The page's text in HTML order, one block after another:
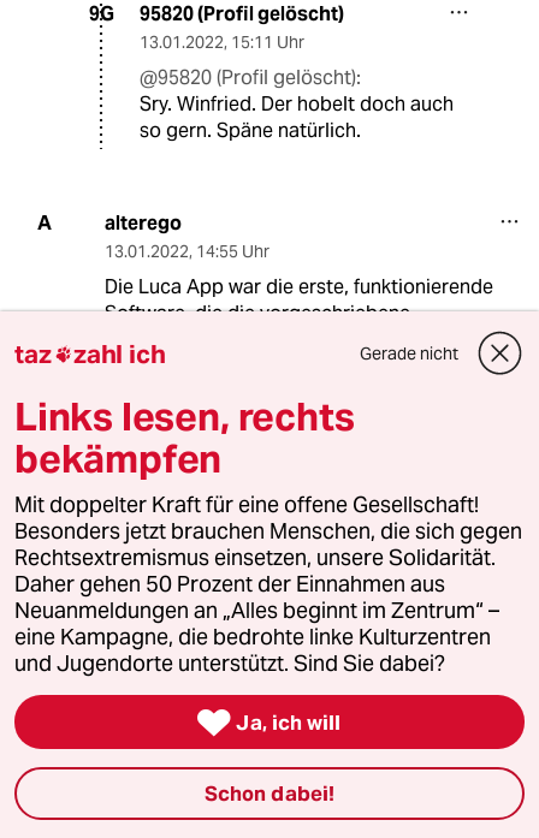
Das tollste Wunderding der Welt.
Niemand fragt da mehr nach Geld.
Publicity ist das, was zählt.
Soll’n sie hinterher nicht schmollen.
9G 95820 (Profil gelöscht)
@95820 (Profil gelöscht):
Sry. Winfried. Der hobelt doch auch
so gern. Späne natürlich.
A alterego
13.01.2022, 14:55 Uhr
Die Luca App war die erste, funktionierende
Software, die die vorgeschriebene
Dokumentation des Besuches von Lokalen und
Veranstaltungen sehr effektiv und einfach
ermöglichte. Zu diesem Zeitpunkt war die
von Datenschutz-Bedenkenträgern.
taz zahl ich Gerade nicht
Links lesen, rechts
bekämpfen
Mit doppelter Kraft für eine offene Gesellschaft!
Besonders jetzt brauchen Menschen, die sich gegen
Rechtsextremismus einsetzen, unsere Solidarität.
Daher gehen 50 Prozent der Einnahmen aus
Neuanmeldungen an „Alles beginnt im Zentrum“ –
eine Kampagne, die bedrohte linke Kulturzentren
und Jugendorte unterstützt. Sind Sie dabei?
 Ja, ich will
Schon dabei!